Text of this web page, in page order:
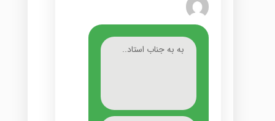
به به جناب استاد..